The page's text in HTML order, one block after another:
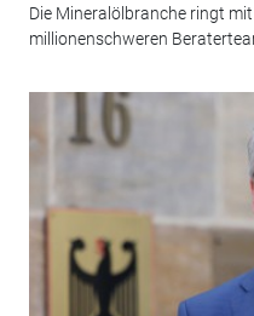
Die Mineralölbranche ringt
millionenschweren